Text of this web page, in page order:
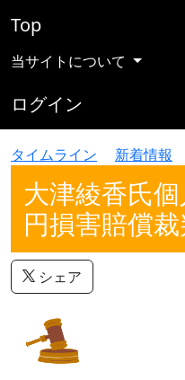
Top
当サイトについて
ログイン
タイムライン 新着情報
大津綾香氏
円損害賠償
シェア